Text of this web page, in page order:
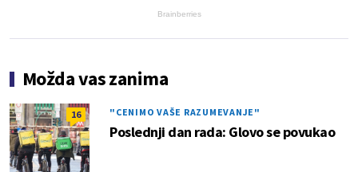
Brainberries
Možda vas zanima
16 "CENIMO VAŠE RAZUMEVANJE"
Poslednji dan rada: Glovo se povukao